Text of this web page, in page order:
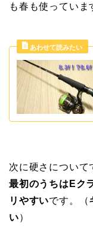
も春も使っていま
次に硬さについて
最初のうちはEク
リやすいです。（
い）